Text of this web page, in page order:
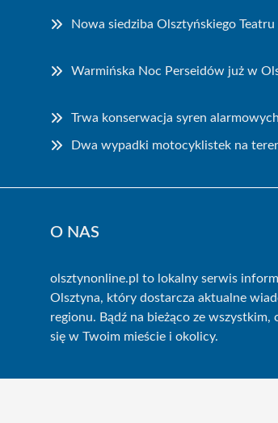
Nowa siedziba Olsztyńskiego
Warmińska Noc Perseidów już w
Trwa konserwacja syren
Dwa wypadki motocyklistek na
O NAS
olsztynonline.pl to lokalny serwis
Olsztyna, który dostarcza aktualne
regionu. Bądź na bieżąco ze wszystkim,
się w Twoim mieście i okolicy.